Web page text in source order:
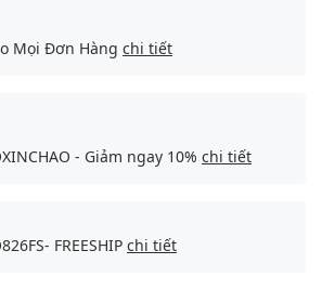
Mọi Đơn Hàng chi tiết
- Giảm ngay 10% chi tiết
FREESHIP chi tiết